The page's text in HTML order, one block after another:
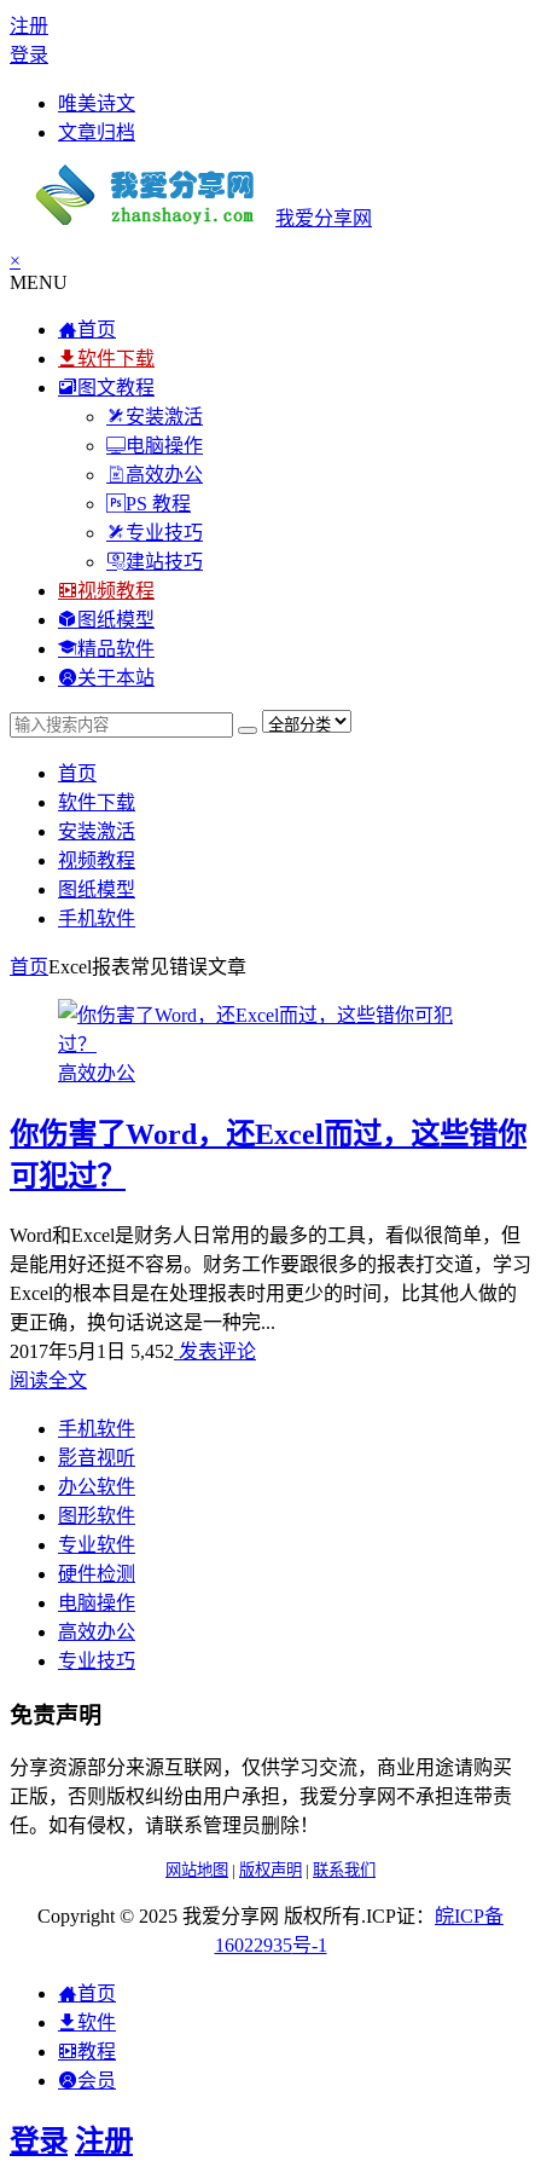
注册
登录
唯美诗文
文章归档
我爱分享网
×
MENU
首页
软件下载
图文教程
安装激活
电脑操作
高效办公
PS 教程
专业技巧
建站技巧
视频教程
图纸模型
精品软件
关于本站
首页
软件下载
安装激活
视频教程
图纸模型
手机软件
首页Excel报表常见错误文章
高效办公
你伤害了Word，还Excel而过，这些错你
可犯过？
Word和Excel是财务人日常用的最多的工具，看似很简单，但
是能用好还挺不容易。财务工作要跟很多的报表打交道，学习
Excel的根本目是在处理报表时用更少的时间，比其他人做的
更正确，换句话说这是一种完...
2017年5月1日 5,452 发表评论
阅读全文
手机软件
影音视听
办公软件
图形软件
专业软件
硬件检测
电脑操作
高效办公
专业技巧
免责声明
分享资源部分来源互联网，仅供学习交流，商业用途请购买
正版，否则版权纠纷由用户承担，我爱分享网不承担连带责
任。如有侵权，请联系管理员删除！
网站地图 | 版权声明 | 联系我们
Copyright © 2025 我爱分享网 版权所有.ICP证： 皖ICP备
16022935号-1
首页
软件
教程
会员
登录 注册